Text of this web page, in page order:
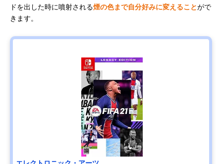
ドを出した時に噴射される煙の色まで自分好みに変えることがで
きます。